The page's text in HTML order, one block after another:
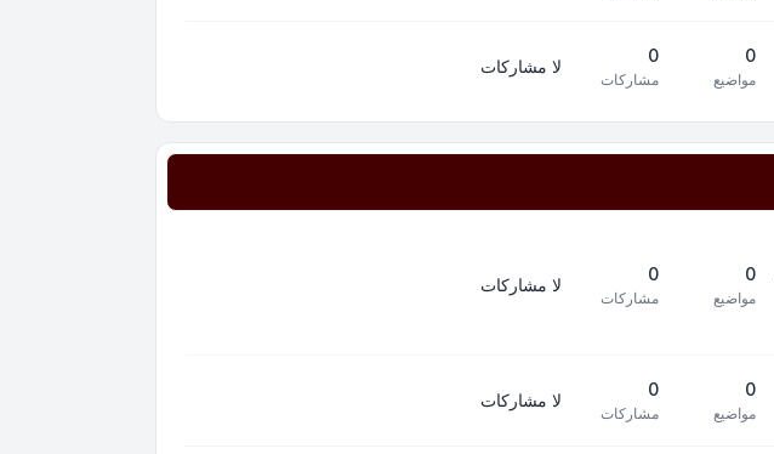
0
مواضيع
0
مشاركات
لا مشاركات
0
مواضيع
0
مشاركات
لا مشاركات
0
مواضيع
0
مشاركات
لا مشاركات